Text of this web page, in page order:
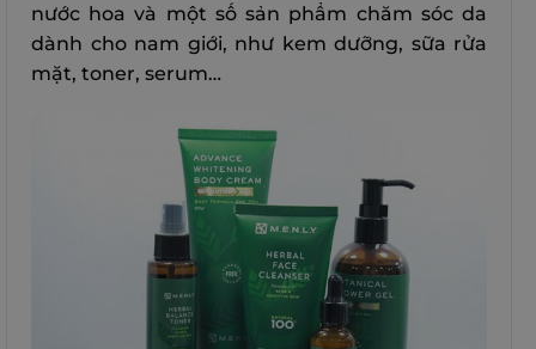
nước hoa và một số sản phẩm chăm sóc da
dành cho nam giới, như kem dưỡng, sữa rửa
mặt, toner, serum…